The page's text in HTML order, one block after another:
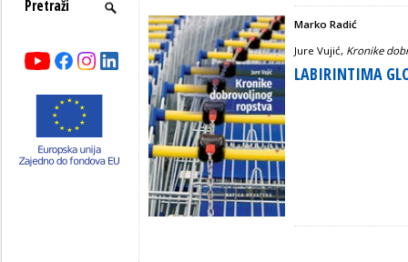
Marko Radić
Jure Vujić, Kronike
LABIRINTIMA